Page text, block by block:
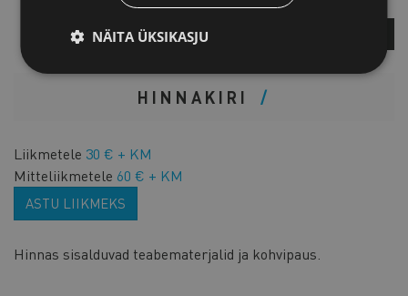
HINNAKIRI
Liikmetele 30 € + KM
Mitteliikmetele 60 € + KM
ASTU LIIKMEKS
Hinnas sisalduvad teabematerjalid ja kohvipaus.
NÄITA ÜKSIKASJU